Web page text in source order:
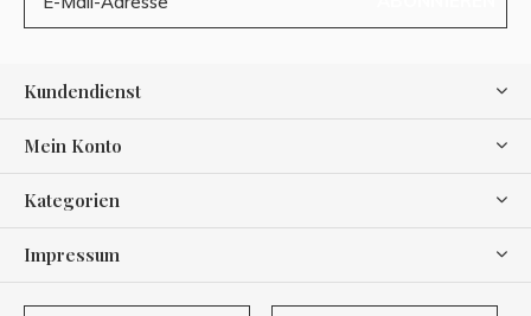
Kundendienst
Mein Konto
Kategorien
Impressum